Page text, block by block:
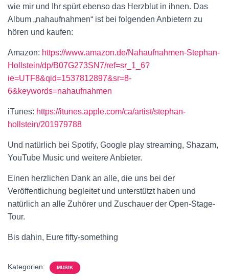
wie mir und Ihr spürt ebenso das Herzblut in ihnen. Das
Album „nahaufnahmen“ ist bei folgenden Anbietern zu
hören und kaufen:
Amazon: https://www.amazon.de/Nahaufnahmen-Stephan-
Hollstein/dp/B07G273SN7/ref=sr_1_6?
ie=UTF8&qid=1537812897&sr=8-
6&keywords=nahaufnahmen
iTunes: https://itunes.apple.com/ca/artist/stephan-
hollstein/201979788
Und natürlich bei Spotify, Google play streaming, Shazam,
YouTube Music und weitere Anbieter.
Einen herzlichen Dank an alle, die uns bei der
Veröffentlichung begleitet und unterstützt haben und
natürlich an alle Zuhörer und Zuschauer der Open-Stage-
Tour.
Bis dahin, Eure fifty-something
Kategorien: MUSIK